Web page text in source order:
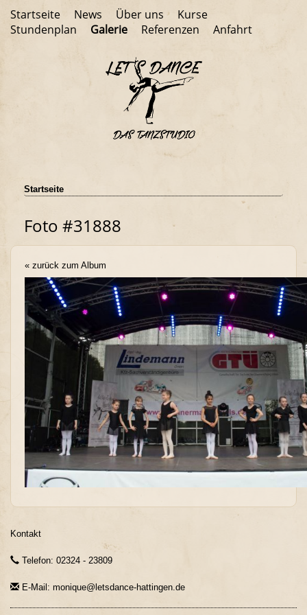
Startseite News Über uns
Kurse
Stundenplan
Galerie Referenzen Anfahrt
Startseite
Foto #31888
« zurück zum Album
Kontakt
Telefon: 02324 - 23809
E-Mail: monique@letsdance-hattingen.de